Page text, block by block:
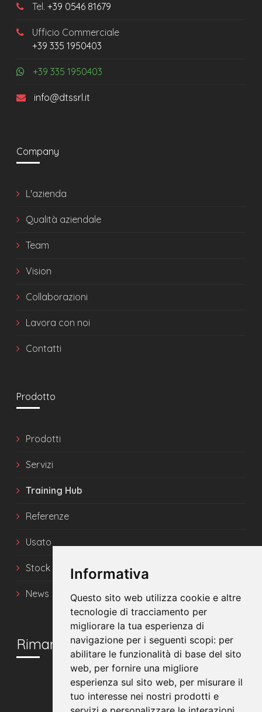
Informativa
Questo sito web utilizza cookie e altre
tecnologie di tracciamento per
migliorare la tua esperienza di
navigazione per i seguenti scopi: per
abilitare le funzionalità di base del sito
web, per fornire una migliore
esperienza sul sito web, per misurare il
tuo interesse nei nostri prodotti e
Tel.+39 0546 81679
Ufficio Commerciale
+39 335 1950403
+39 335 1950403
info@dtssrl.it
Company
L'azienda
Qualità aziendale
Team
Vision
Collaborazioni
Lavora con noi
Contatti
Prodotto
Prodotti
Servizi
Training Hub
Referenze
Usato
Stock
News
Rimani in contatto